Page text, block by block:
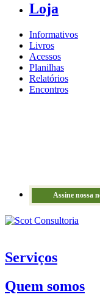
Loja
Informativos
Livros
Acessos
Planilhas
Relatórios
Encontros
Assine nossa
Serviços
Quem somos